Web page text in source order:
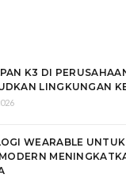
K3 DI
LINGKUNGAN
WEARABLE